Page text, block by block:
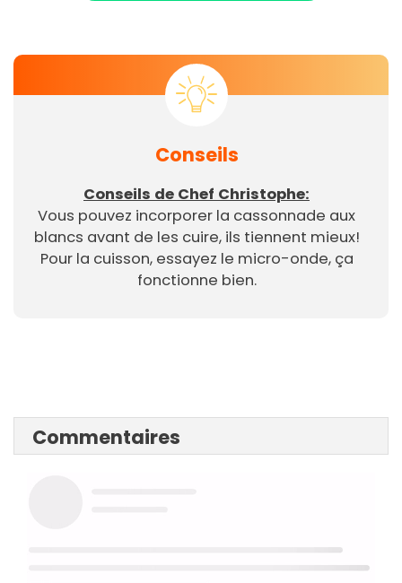
Conseils
Conseils de Chef Christophe:
Vous pouvez incorporer la cassonnade aux
blancs avant de les cuire, ils tiennent mieux!
Pour la cuisson, essayez le micro-onde, ça
fonctionne bien.
Commentaires